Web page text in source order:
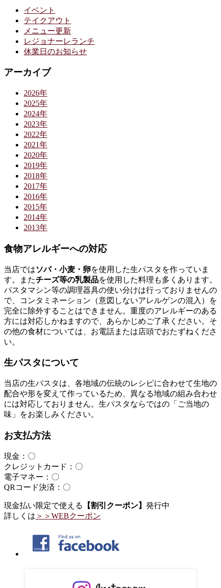
イベント
テイクアウト
メニュー更新
レジョナーレランチ
休業日のお知らせ
アーカイブ
2026年
2025年
2024年
2023年
2022年
2021年
2020年
2019年
2018年
2017年
2016年
2015年
2014年
2013年
食物アレルギーへの対応
当店ではソバ・小麦・卵を使用した生パスタを作っていま
す。またチーズ等の乳製品を使用した料理も多くあります。
パスタマシン等の調理器具の使い分けは行っておりませんの
で、コンタミネーション（意図しないアレルゲンの混入）を
完全に除外することはできません。重度のアレルギーのある
方には対応しかねますので、あらかじめご了承ください。そ
の他の食材については、お電話または店頭でおたずねくださ
い。
生パスタについて
当店の生パスタは、各地域の伝統のレシピに合わせて生地の
配合や形を変えて作っているため、異なる地域の組み合わせ
には対応しておりません。生パスタならではの「ご当地の
味」をお楽しみください。
お支払方法
現金：〇
クレジットカード：〇
電子マネー：〇
QRコード決済：〇
現金払い限定で使える 【割引クーポン】 発行中
詳しくは ＞＞WEBクーポン